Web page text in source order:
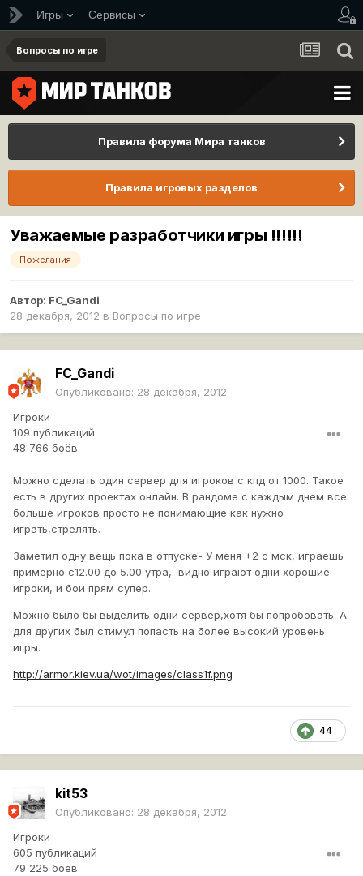
Игры Сервисы
Вопросы по игре
Правила форума Мира танков
Правила игровых разделов
Уважаемые разработчики игры !!!!!!
Пожелания
Автор: FC_Gandi
28 декабря, 2012 в Вопросы по игре
FC_Gandi
Опубликовано: 28 декабря, 2012
Игроки
109 публикаций
48 766 боёв
Можно сделать один сервер для игроков с кпд от 1000. Такое
есть в других проектах онлайн. В рандоме с каждым днем все
больше игроков просто не понимающие как нужно
играть,стрелять.
Заметил одну вещь пока в отпуске- У меня +2 с мск, играешь
примерно с12.00 до 5.00 утра, видно играют одни хорошие
игроки, и бои прям супер.
Можно было бы выделить одни сервер,хотя бы попробовать. А
для других был стимул попасть на более высокий уровень
игры.
http://armor.kiev.ua/wot/images/class1f.png
44
kit53
Опубликовано: 28 декабря, 2012
Игроки
605 публикаций
79 225 боёв